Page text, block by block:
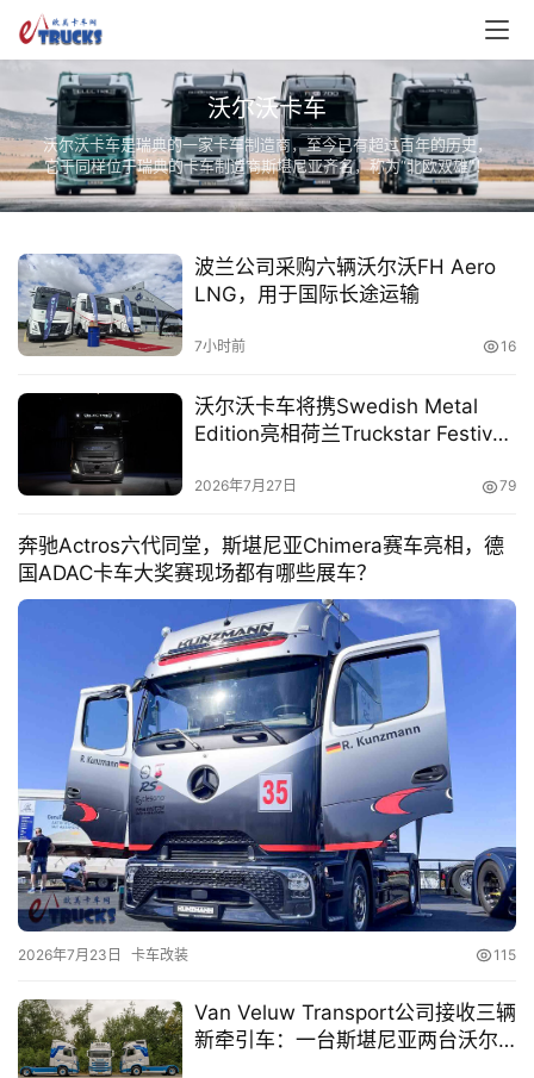
沃尔沃卡车
沃尔沃卡车是瑞典的一家卡车制造商，至今已有超过百年的历史，
它于同样位于瑞典的卡车制造商斯堪尼亚齐名，称为“北欧双雄”！
波兰公司采购六辆沃尔沃FH Aero
LNG，用于国际长途运输
7小时前 16
沃尔沃卡车将携Swedish Metal
Edition亮相荷兰Truckstar Festival
2026年7月27日 79
奔驰Actros六代同堂，斯堪尼亚Chimera赛车亮相，德
国ADAC卡车大奖赛现场都有哪些展车？
2026年7月23日 卡车改装 115
Van Veluw Transport公司接收三辆
新牵引车：一台斯堪尼亚两台沃尔